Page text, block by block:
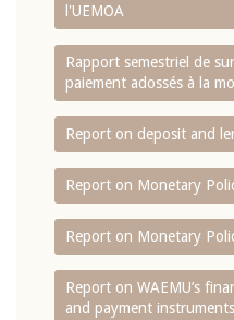
l'UEMOA
Rapport semestriel de
paiement adossés à la
Report on deposit and
Report on Monetary
Report on Monetary
Report on WAEMU’s
and payment